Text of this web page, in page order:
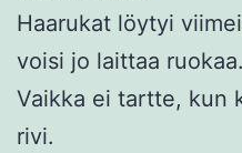
Haarukat löytyi
voisi jo laittaa ruokaa.
Vaikka ei tartte, kun
rivi.